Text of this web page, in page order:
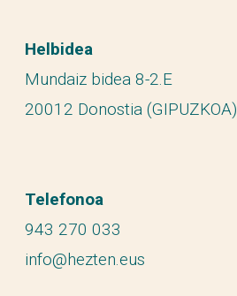
Helbidea
Mundaiz bidea 8-2.E
20012 Donostia (GIPUZKOA)
Telefonoa
943 270 033
info@hezten.eus